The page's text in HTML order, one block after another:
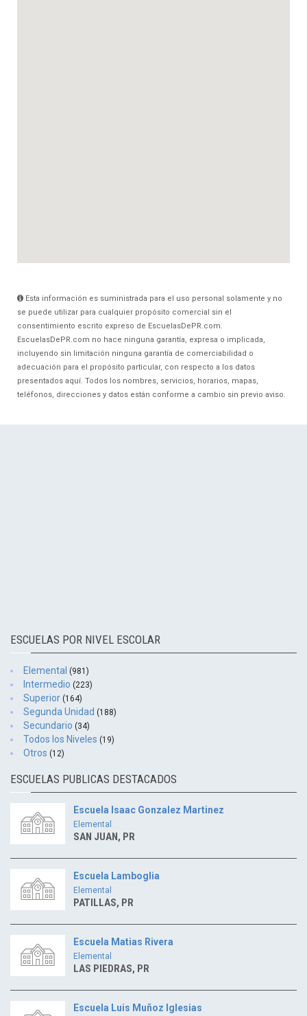
Esta información es suministrada para el uso personal solamente y no
se puede utilizar para cualquier propósito comercial sin el
consentimiento escrito expreso de EscuelasDePR.com.
EscuelasDePR.com no hace ninguna garantía, expresa o implicada,
incluyendo sin limitación ninguna garantía de comerciabilidad o
adecuación para el propósito particular, con respecto a los datos
presentados aquí. Todos los nombres, servicios, horarios, mapas,
teléfonos, direcciones y datos están conforme a cambio sin previo aviso.
ESCUELAS POR NIVEL ESCOLAR
Elemental (981)
Intermedio (223)
Superior (164)
Segunda Unidad (188)
Secundario (34)
Todos los Niveles (19)
Otros (12)
ESCUELAS PUBLICAS DESTACADOS
Escuela Isaac Gonzalez Martinez
Elemental
SAN JUAN, PR
Escuela Lamboglia
Elemental
PATILLAS, PR
Escuela Matias Rivera
Elemental
LAS PIEDRAS, PR
Escuela Luis Muñoz Iglesias